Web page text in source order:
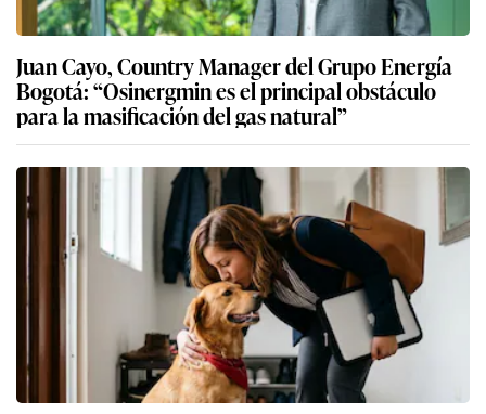
Juan Cayo, Country Manager del Grupo Energía
Bogotá: “Osinergmin es el principal obstáculo
para la masificación del gas natural”